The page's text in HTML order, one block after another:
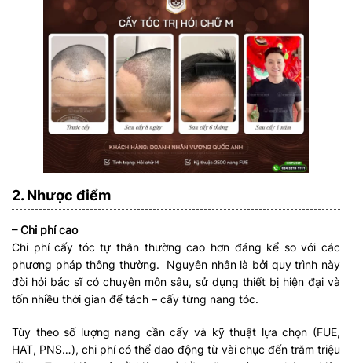
2. Nhược điểm
– Chi phí cao
Chi phí cấy tóc tự thân thường cao hơn đáng kể so với các
phương pháp thông thường. Nguyên nhân là bởi quy trình này
đòi hỏi bác sĩ có chuyên môn sâu, sử dụng thiết bị hiện đại và
tốn nhiều thời gian để tách – cấy từng nang tóc.
Tùy theo số lượng nang cần cấy và kỹ thuật lựa chọn (FUE,
HAT, PNS…), chi phí có thể dao động từ vài chục đến trăm triệu